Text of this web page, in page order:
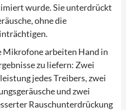
wurde. Sie unterdrückt
ohne die
Mikrofone arbeiten Hand in
zu liefern: Zwei
jedes Treibers, zwei
und zwei
Rauschunterdrückung